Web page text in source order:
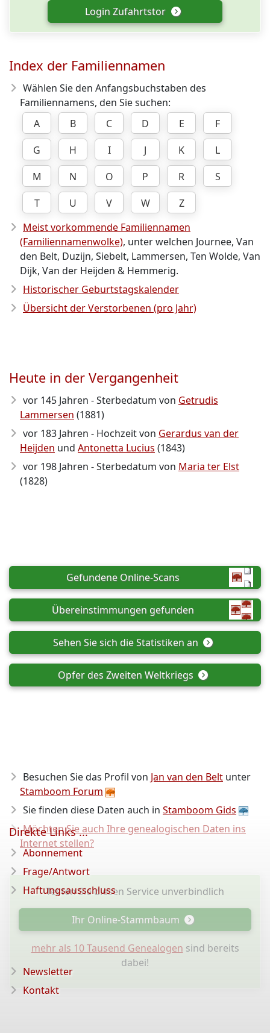
Login Zufahrtstor
Index der Familiennamen
Wählen Sie den Anfangsbuchstaben des
Familiennamens, den Sie suchen:
A
B C D E
F
G
H I J K
L
M
N O P R
S
T
U V W
Z
Meist vorkommende Familiennamen
(Familiennamenwolke), unter welchen Journee, Van
den Belt, Duzijn, Siebelt, Lammersen, Ten Wolde, Van
Dijk, Van der Heijden & Hemmerig.
Historischer Geburtstagskalender
Übersicht der Verstorbenen (pro Jahr)
Heute in der Vergangenheit
vor 145 Jahren - Sterbedatum von Getrudis
Lammersen (1881)
vor 183 Jahren - Hochzeit von Gerardus van der
Heijden und Antonetta Lucius (1843)
vor 198 Jahren - Sterbedatum von Maria ter Elst
(1828)
Gefundene Online-Scans
Übereinstimmungen gefunden
Sehen Sie sich die Statistiken an
Opfer des Zweiten Weltkriegs
Besuchen Sie das Profil von Jan van den Belt unter
Stamboom Forum
Sie finden diese Daten auch in Stamboom Gids
Möchten Sie auch Ihre genealogischen Daten ins
Internet stellen?
Testen Sie diesen Service unverbindlich
Ihr Online-Stammbaum
mehr als 10 Tausend Genealogen sind bereits
dabei!
Direkte Links ...
Abonnement
Frage/Antwort
Haftungsausschluss
Newsletter
Kontakt